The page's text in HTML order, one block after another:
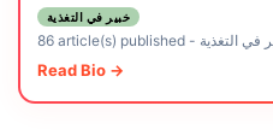
خبير في التغذية
86 article(s) published- في التغذية
Read Bio →